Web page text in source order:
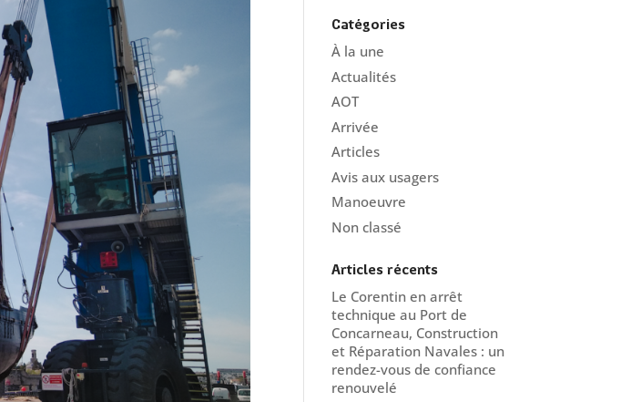
Catégories
À la une
Actualités
AOT
Arrivée
Articles
Avis aux usagers
Manoeuvre
Non classé
Articles récents
Le Corentin en arrêt
technique au Port de
Concarneau, Construction
et Réparation Navales : un
rendez-vous de confiance
renouvelé